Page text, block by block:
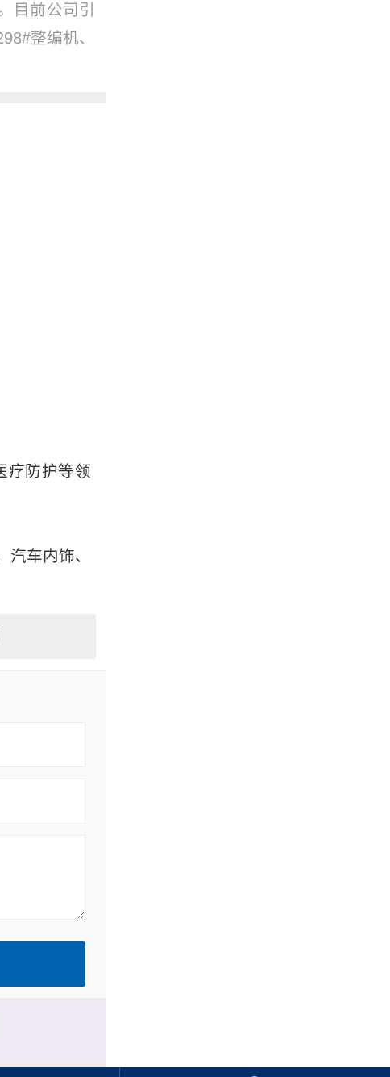
目前公司引
整编机、
疗防护等领
车内饰、